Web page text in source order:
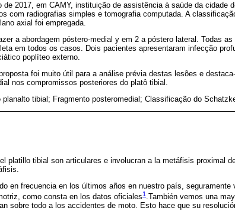
de 2017, em CAMY, instituição de assistência à saúde da cidade
com radiografias simples e tomografia computada. A
axial foi empregada.
a abordagem póstero-medial y em 2 a póstero lateral. Todas
em todos os casos. Dois pacientes apresentaram infecção
poplíteo externo.
foi muito útil para a análise prévia destas lesões e
nos compromissos posteriores do platô tibial.
planalto tibial; Fragmento posteromedial; Classificação do
platillo tibial son articulares e involucran a la metáfisis proximal
en frecuencia en los últimos años en nuestro país, seguramente
como consta en los datos oficiales1 .También vemos una
sobre todo a los accidentes de moto. Esto hace que su